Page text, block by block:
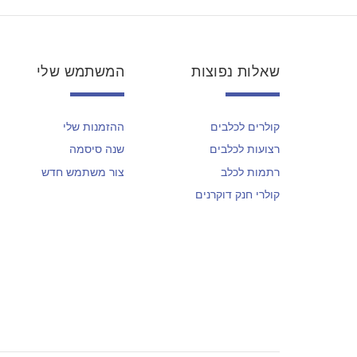
המשתמש שלי
ההזמנות שלי
שנה סיסמה
צור משתמש חדש
שאלות נפוצות
קולרים לכלבים
רצועות לכלבים
רתמות לכלב
קולרי חנק דוקרנים